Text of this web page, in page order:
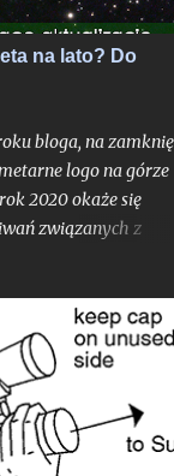
jak właśnie
o 8 minut
oka. Ale w realiach
na lato? Do
bloga, na
logo na górze
2020 okaże się
związanych z
i który może nam
nocy. Wprawdzie
komet nie
- pierwsza
przed peryhelium,
i rozpraszając